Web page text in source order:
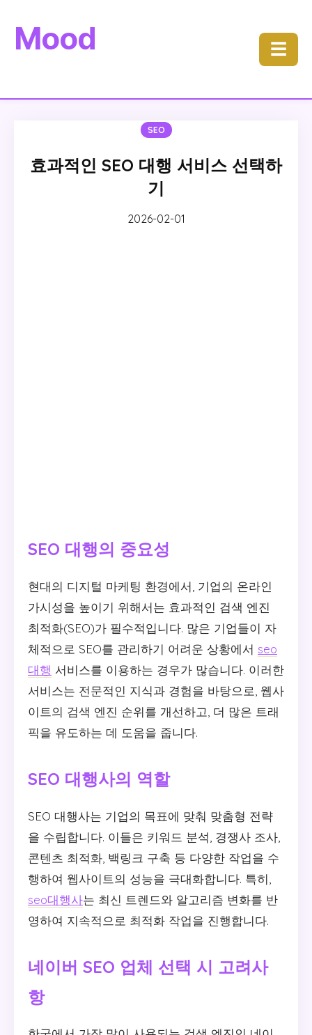
Mood ☰
SEO
효과적인 SEO 대행 서비스 선택하
기
2026-02-01
SEO 대행의 중요성
현대의 디지털 마케팅 환경에서, 기업의 온라인
가시성을 높이기 위해서는 효과적인 검색 엔진
최적화(SEO)가 필수적입니다. 많은 기업들이 자
체적으로 SEO를 관리하기 어려운 상황에서 seo
대행 서비스를 이용하는 경우가 많습니다. 이러한
서비스는 전문적인 지식과 경험을 바탕으로, 웹사
이트의 검색 엔진 순위를 개선하고, 더 많은 트래
픽을 유도하는 데 도움을 줍니다.
SEO 대행사의 역할
SEO 대행사는 기업의 목표에 맞춰 맞춤형 전략
을 수립합니다. 이들은 키워드 분석, 경쟁사 조사,
콘텐츠 최적화, 백링크 구축 등 다양한 작업을 수
행하여 웹사이트의 성능을 극대화합니다. 특히,
seo대행사는 최신 트렌드와 알고리즘 변화를 반
영하여 지속적으로 최적화 작업을 진행합니다.
네이버 SEO 업체 선택 시 고려사
항